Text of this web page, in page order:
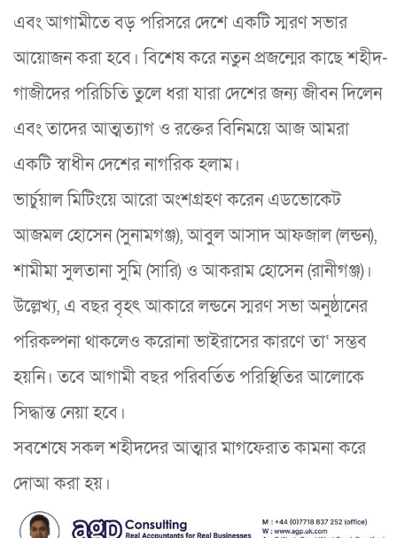
এবং আগামীতে বড় পরিসরে দেশে একটি স্মরণ সভার
আয়োজন করা হবে। বিশেষ করে নতুন প্রজন্মের কাছে শহীদ-
গাজীদের পরিচিতি তুলে ধরা যারা দেশের জন্য জীবন দিলেন
এবং তাদের আত্মত্যাগ ও রক্তের বিনিময়ে আজ আমরা
একটি স্বাধীন দেশের নাগরিক হলাম।
ভার্চুয়াল মিটিংয়ে আরো অংশগ্রহণ করেন এডভোকেট
আজমল হোসেন (সুনামগঞ্জ), আবুল আসাদ আফজাল (লন্ডন),
শামীমা সুলতানা সুমি (সারি) ও আকরাম হোসেন (রানীগঞ্জ)।
উল্লেখ্য, এ বছর বৃহৎ আকারে লন্ডনে স্মরণ সভা অনুষ্ঠানের
পরিকল্পনা থাকলেও করোনা ভাইরাসের কারণে তা‘ সম্ভব
হয়নি। তবে আগামী বছর পরিবর্তিত পরিস্থিতির আলোকে
সিদ্ধান্ত নেয়া হবে।
সবশেষে সকল শহীদদের আত্মার মাগফেরাত কামনা করে
দোআ করা হয়।